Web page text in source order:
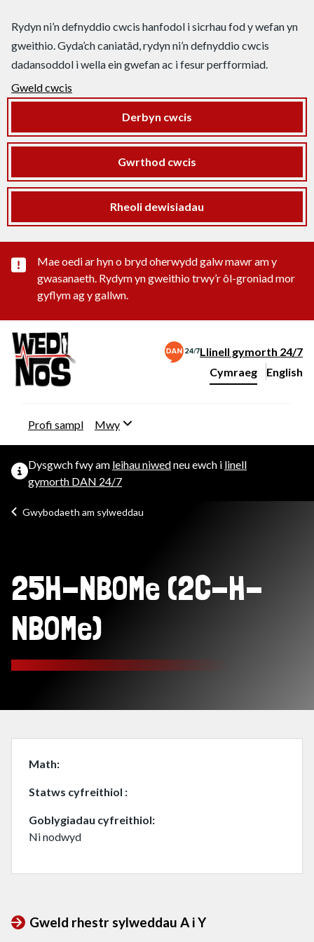
Rydyn ni’n defnyddio cwcis hanfodol i sicrhau fod y wefan yn
gweithio. Gyda’ch caniatâd, rydyn ni’n defnyddio cwcis
dadansoddol i wella ein gwefan ac i fesur perfformiad.
Gweld cwcis
Derbyn cwcis
Gwrthod cwcis
Rheoli dewisiadau
Rhybudd sylwedd pwysig
Mae oedi ar hyn o bryd oherwydd galw mawr am y
gwasanaeth. Rydym yn gweithio trwy’r ôl-groniad mor
gyflym ag y gallwn.
Llinell gymorth 24/7
Newid iaith y wefan
Cymraeg English
–
Profi sampl Mwy
Dysgwch fwy am leihau niwedneu ewch i linell
gymorth DAN 24/7
Gwybodaeth am sylweddau
25H-NBOMe (2C-H-
NBOMe)
Math
Statws cyfreithiol
Goblygiadau cyfreithiol
Ni nodwyd
Gweld rhestr sylweddau A i Y